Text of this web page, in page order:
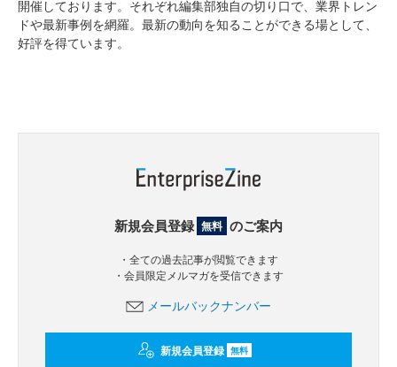
開催しております。それぞれ編集部独自の切り口で、業界トレン
ドや最新事例を網羅。最新の動向を知ることができる場として、
好評を得ています。
新規会員登録 無料 のご案内
・全ての過去記事が閲覧できます
・会員限定メルマガを受信できます
メールバックナンバー
新規会員登録 無料